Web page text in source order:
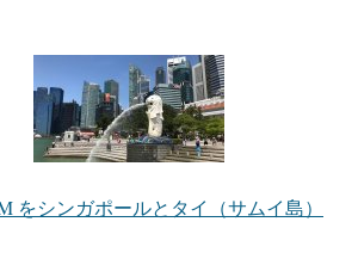
をシンガポールとタイ（サムイ島）